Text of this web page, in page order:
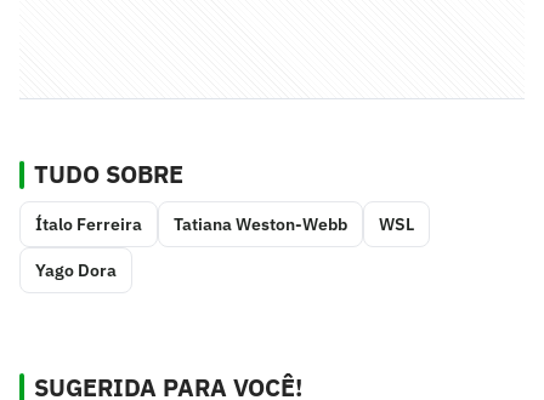
TUDO SOBRE
Ítalo Ferreira Tatiana Weston-Webb WSL
Yago Dora
SUGERIDA PARA VOCÊ!